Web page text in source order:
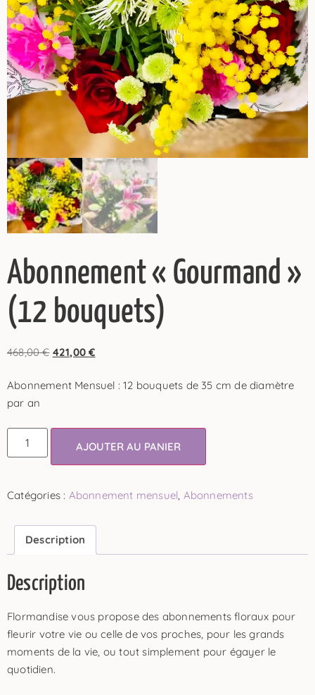
Abonnement « Gourmand »
(12 bouquets)
468,00€ 421,00€
Abonnement Mensuel : 12 bouquets de 35 cm de diamètre
par an
AJOUTER AU PANIER
Catégories : Abonnement mensuel, Abonnements
Description
Description
Flormandise vous propose des abonnements floraux pour
fleurir votre vie ou celle de vos proches, pour les grands
moments de la vie, ou tout simplement pour égayer le
quotidien.